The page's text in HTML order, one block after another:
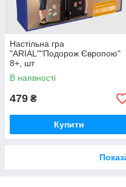
Настільна гра
"ARIAL""Подорож Європою"
8+, шт
В наявності
479 ₴
Купити